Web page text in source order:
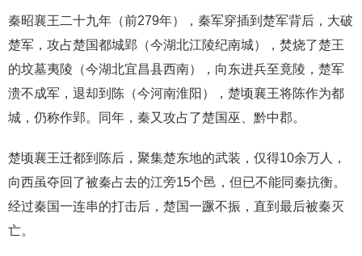
秦昭襄王二十九年（前279年），秦军穿插到楚军背后，大破
楚军，攻占楚国都城郢（今湖北江陵纪南城），焚烧了楚王
的坟墓夷陵（今湖北宜昌县西南），向东进兵至竟陵，楚军
溃不成军，退却到陈（今河南淮阳），楚顷襄王将陈作为都
城，仍称作郢。同年，秦又攻占了楚国巫、黔中郡。
楚顷襄王迁都到陈后，聚集楚东地的武装，仅得10余万人，
向西虽夺回了被秦占去的江旁15个邑，但已不能同秦抗衡。
经过秦国一连串的打击后，楚国一蹶不振，直到最后被秦灭
亡。